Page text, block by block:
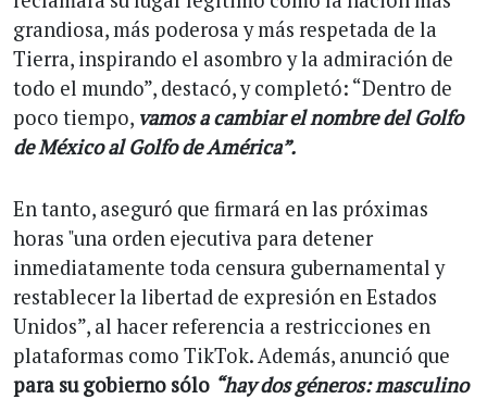
grandiosa, más poderosa y más respetada de la
Tierra, inspirando el asombro y la admiración de
todo el mundo”, destacó, y completó: “Dentro de
poco tiempo, vamos a cambiar el nombre del Golfo
de México al Golfo de América”.
En tanto, aseguró que firmará en las próximas
horas "una orden ejecutiva para detener
inmediatamente toda censura gubernamental y
restablecer la libertad de expresión en Estados
Unidos”, al hacer referencia a restricciones en
plataformas como TikTok. Además, anunció que
para su gobierno sólo “hay dos géneros: masculino